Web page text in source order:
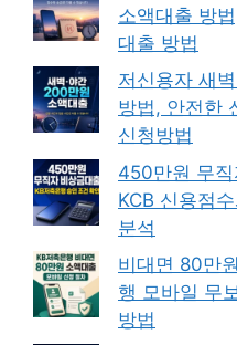
소액대출 방
대출 방법
저신용자 새
방법, 안전한
신청방법
450만원 무
KCB 신용점
분석
비대면 80만
행 모바일 무
방법